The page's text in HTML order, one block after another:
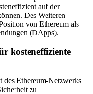
auf der
Des Weiteren
von Ethereum als
(DApps).
kosteneffiziente
des Ethereum-Netzwerks
zu